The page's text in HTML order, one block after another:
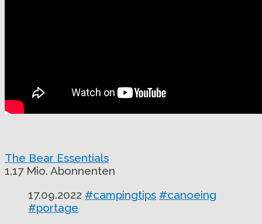
The Bear Essentials
1,17 Mio. Abonnenten
17.09.2022 #campingtips #canoeing
#portage